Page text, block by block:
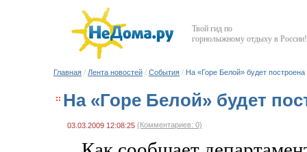
Твой гид по
горнолыжному отдыху в России!
Главная / Лента новостей / События / На «Горе Белой» будет
На «Горе Белой» будет
03.03.2009 12:08:25 (Комментариев: 0)